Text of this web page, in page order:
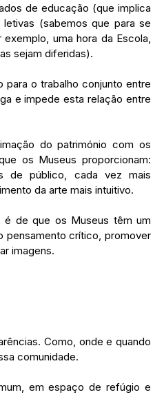
de educação (que implica
(sabemos que para se
uma hora da Escola,
sejam diferidas).
para o trabalho conjunto entre
e impede esta relação entre
do património com os
os Museus proporcionam:
de público, cada vez mais
da arte mais intuitivo.
é de que os Museus têm um
pensamento crítico, promover
imagens.
Como, onde e quando
comunidade.
em espaço de refúgio e